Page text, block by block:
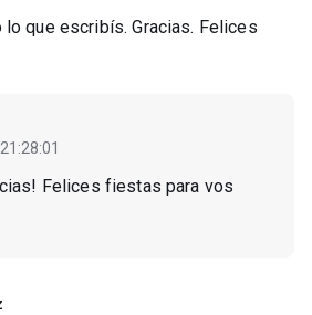
lo que escribís. Gracias. Felices
Felices fiestas para vos